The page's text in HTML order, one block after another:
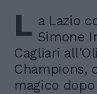
L a Lazio
Simone
Cagliari
Champions,
magico